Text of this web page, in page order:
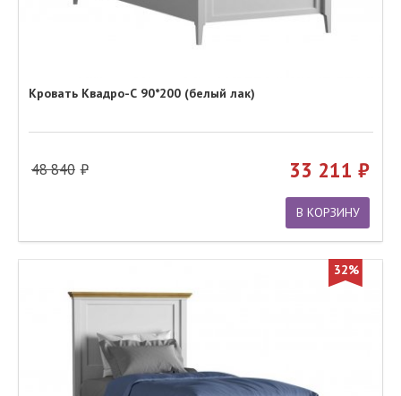
Кровать Квадро-С 90*200 (белый лак)
48 840 33 211
В КОРЗИНУ
32%